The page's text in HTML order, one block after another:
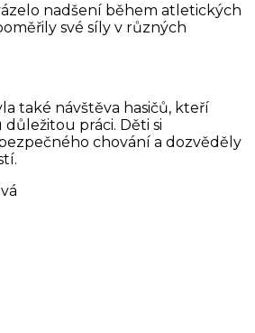
nadšení během atletických
své síly v různých
také návštěva hasičů, kteří
práci. Děti si
chování a dozvěděly